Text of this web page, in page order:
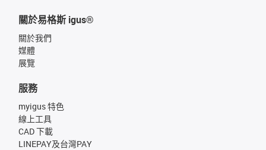
關於易格斯 igus®
關於我們
媒體
展覽
服務
myigus 特色
線上工具
CAD 下載
LINEPAY及台灣PAY